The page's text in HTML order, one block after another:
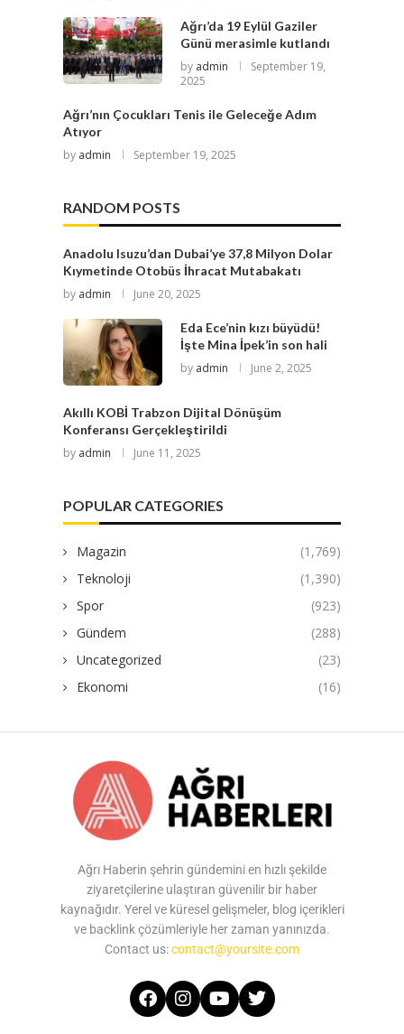
Ağrı’da 19 Eylül Gaziler
Günü merasimle kutlandı
by admin
September 19,
2025
Ağrı’nın Çocukları Tenis ile Geleceğe Adım
Atıyor
by admin September 19, 2025
RANDOM POSTS
Anadolu Isuzu’dan Dubai’ye 37,8 Milyon Dolar
Kıymetinde Otobüs İhracat Mutabakatı
by admin June 20, 2025
Eda Ece’nin kızı büyüdü!
İşte Mina İpek’in son hali
by admin June 2, 2025
Akıllı KOBİ Trabzon Dijital Dönüşüm
Konferansı Gerçekleştirildi
by admin June 11, 2025
POPULAR CATEGORIES
Magazin
(1,769)
Teknoloji
(1,390)
Spor
(923)
Gündem
(288)
Uncategorized
(23)
Ekonomi
(16)
Ağrı Haberin şehrin gündemini en hızlı şekilde
ziyaretçilerine ulaştıran güvenilir bir haber
kaynağıdır. Yerel ve küresel gelişmeler, blog içerikleri
ve backlink çözümleriyle her zaman yanınızda.
Contact us:contact@yoursite.com